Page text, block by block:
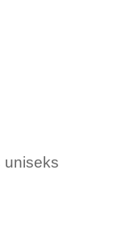
uniseks